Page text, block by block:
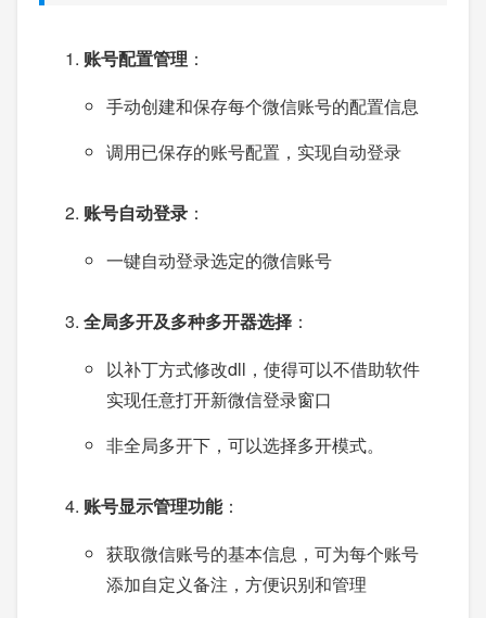
账号配置管理 ：
手动创建和保存每个微信账号的配置信息
调用已保存的账号配置，实现自动登录
账号自动登录 ：
一键自动登录选定的微信账号
全局多开及多种多开器选择 ：
以补丁方式修改dll，使得可以不借助软件
实现任意打开新微信登录窗口
非全局多开下，可以选择多开模式。
账号显示管理功能：
获取微信账号的基本信息，可为每个账号
添加自定义备注，方便识别和管理